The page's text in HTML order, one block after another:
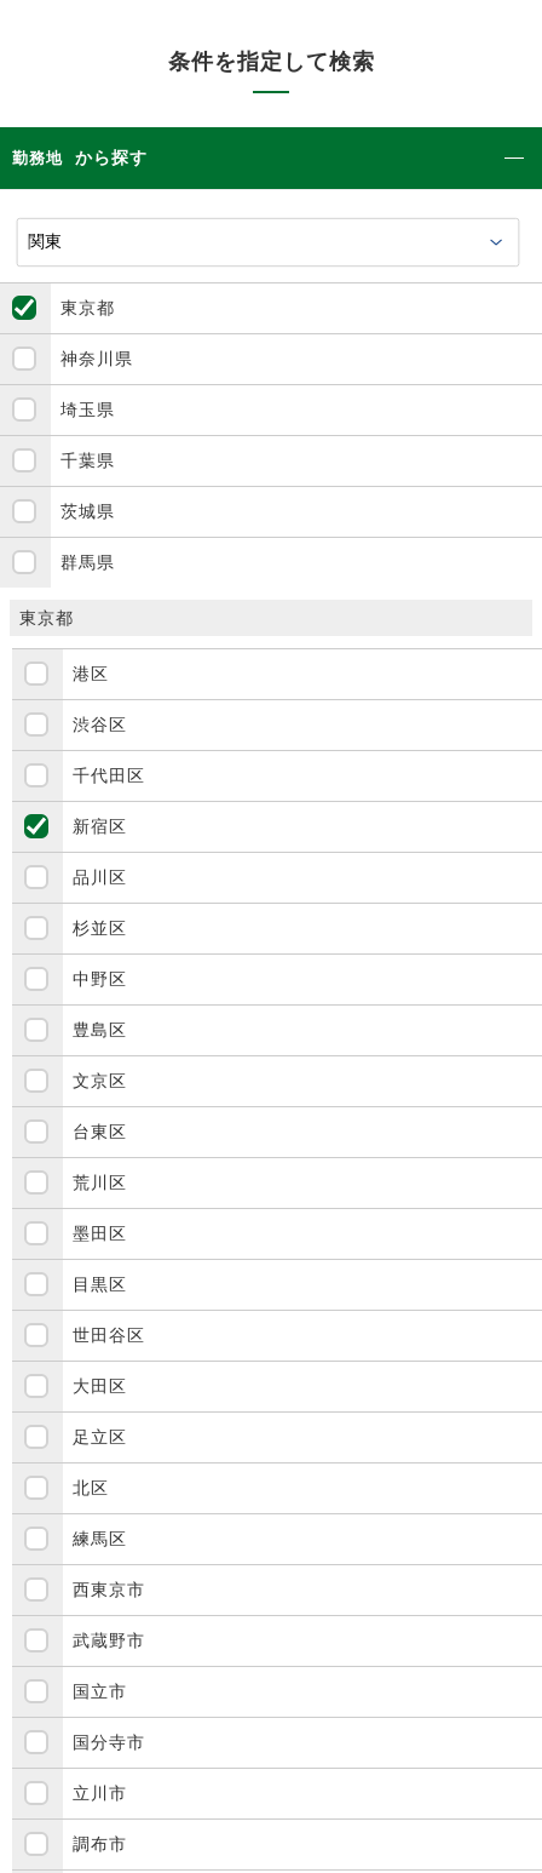
条件を指定して検索
勤務地 から探す
東京都
神奈川県
埼玉県
千葉県
茨城県
群馬県
東京都
港区
渋谷区
千代田区
新宿区
品川区
杉並区
中野区
豊島区
文京区
台東区
荒川区
墨田区
目黒区
世田谷区
大田区
足立区
北区
練馬区
西東京市
武蔵野市
国立市
国分寺市
立川市
調布市